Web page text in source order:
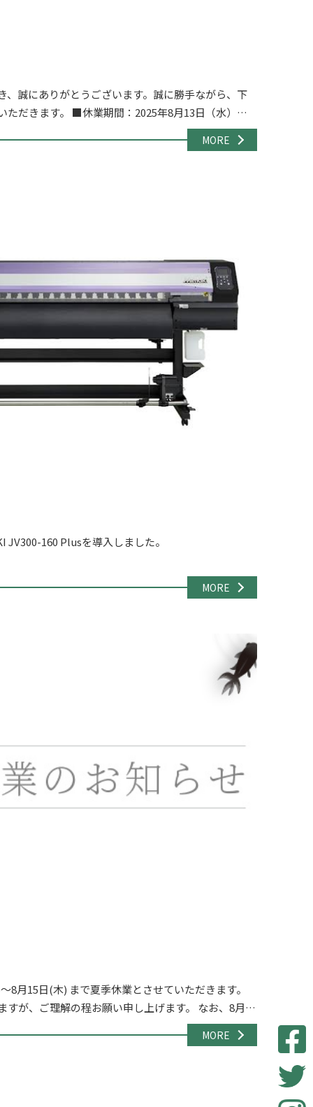
、誠にありがとうございます。誠に勝手ながら、下
だきます。 ■休業期間：2025年8月13日（水）～8
MORE
160 Plusを導入しました。
MORE
8月15日(木) まで夏季休業とさせていただきます。
すが、ご理解の程お願い申し上げます。 なお、8月16
MORE